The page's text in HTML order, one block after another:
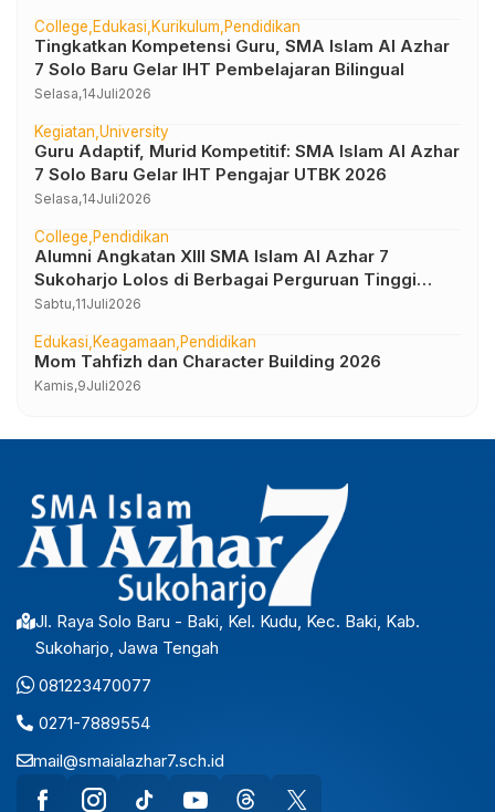
College Edukasi Kurikulum Pendidikan
Tingkatkan Kompetensi Guru, SMA Islam Al Azhar
7 Solo Baru Gelar IHT Pembelajaran Bilingual
Selasa,14Juli2026
Kegiatan University
Guru Adaptif, Murid Kompetitif: SMA Islam Al Azhar
7 Solo Baru Gelar IHT Pengajar UTBK 2026
Selasa,14Juli2026
College Pendidikan
Alumni Angkatan XIII SMA Islam Al Azhar 7
Sukoharjo Lolos di Berbagai Perguruan Tinggi
Negeri dan Luar Negeri
Sabtu,11Juli2026
Edukasi Keagamaan Pendidikan
Mom Tahfizh dan Character Building 2026
Kamis,9Juli2026
Jl. Raya Solo Baru - Baki, Kel. Kudu, Kec. Baki, Kab.
Sukoharjo, Jawa Tengah
081223470077
0271-7889554
mail@smaialazhar7.sch.id